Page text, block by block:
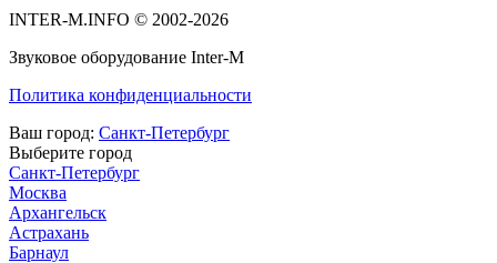
INTER-M.INFO © 2002-2026
Звуковое оборудование Inter-M
Политика конфиденциальности
Ваш город: Санкт-Петербург
Выберите город
Санкт-Петербург
Москва
Архангельск
Астрахань
Барнаул